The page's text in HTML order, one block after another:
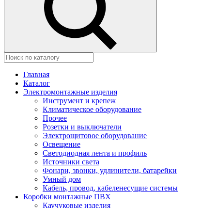
Главная
Каталог
Электромонтажные изделия
Инструмент и крепеж
Климатическое оборудование
Прочее
Розетки и выключатели
Электрощитовое оборудование
Освещение
Светодиодная лента и профиль
Источники света
Фонари, звонки, удлинители, батарейки
Умный дом
Кабель, провод, кабеленесущие системы
Коробки монтажные ПВХ
Каучуковые изделия